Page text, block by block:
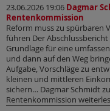
23.06.2026 19:06 Dagmar
Rentenkommission
Reform muss zu spürbaren
führen Der
Grundlage für eine
und dann auf den Weg
Aufgabe, Vorschläge zu
kleinen und mittleren
sichern… Dagmar Schmidt
Rentenkommission